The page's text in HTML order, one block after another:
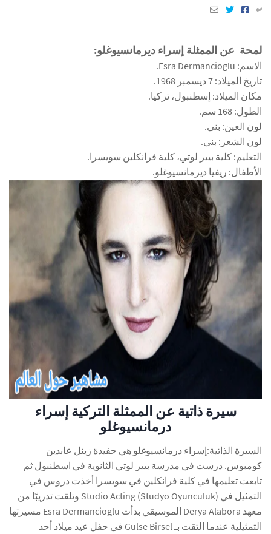
لمحة عن الممثلة إسراء ديرمانسيوغلو:
الاسم: Esra Dermancioglu.
تاريخ الميلاد: 7 ديسمبر 1968.
مكان الميلاد: إسطنبول، تركيا.
الطول: 168 سم.
لون العين: بني.
لون الشعر: بني.
التعليم: كلية بيير لوتي، كلية فرانكلين سويسرا.
الأطفال: ريفيا ديرمانسيوغلو.
سيرة ذاتية عن الممثلة التركية إسراء
درمانسيوغلو
السيرة الذاتية:إسراء درمانسيوغلو هي حفيدة زينل عابدين
كومبوس. درست في مدرسة بيير لوتي الثانوية في اسطنبول ثم
تابعت تعليمها في كلية فرانكلين في سويسرا أخذت دروس في
التمثيل في Studio Acting (Studyo Oyunculuk) وتلقت تدريبًا من
معهد Derya Alabora الموسيقي بدأت Esra Dermancioglu مسيرتها
التمثيلية عندما التقت بـ Gulse Birsel في حفل عيد ميلاد أحد